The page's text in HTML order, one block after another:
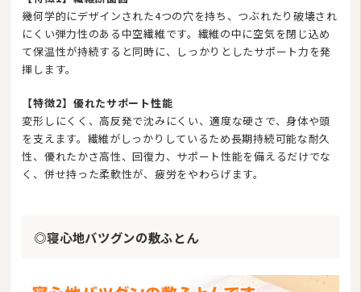
幾何学的にデザインされた4つの穴を持ち、つぶれたり破壊され
にくい弾力性のある中空繊維です。繊維の中に空気を閉じ込め
て保温性が持続すると同時に、しっかりとしたサポート力を発
揮します。
【特徴2】優れたサポート性能
変形しにくく、高反発で沈みにくい、適度な硬さで、身体や頭
を支えます。繊維がしっかりしているため長期持続可能な耐久
性、優れたかさ高性、回復力、サポート性能を備えるだけでな
く、併せ持った柔軟性が、疲労をやわらげます。
◎寝心地バツグンの敷ふとん